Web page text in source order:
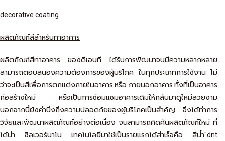
decorative coating
ผลิตภัณฑ์สีสำหรับทาอาคาร
ผลิตภัณฑ์สีทาอาคาร ของดีเอนที ได้รับการพัฒนาจนมีความหลากหลาย
สามารถตอบสนองความต้องการของผู้บริโภค ในทุกประเภทการใช้งาน ไม่
ว่าจะเป็นสีเพื่อการตกแต่งภายในอาคาร หรือ ภายนอกอาคาร ทั้งที่เป็นอาคาร
ก่อสร้างใหม่ หรือเป็นการซ่อมแซมอาคารเดิมให้กลับมาดูใหม่สวยงาม
นอกจากนี้ยังคำนึงถึงความปลอดภัยของผู้บริโภคเป็นสำคัญ จึงได้ทำการ
วิจัยและพัฒนาผลิตภัณฑ์อย่างต่อเนื่อง จนสามารถคิดค้นผลิตภัณฑ์ใหม่ ที่
ได้นำ ซิลเวอร์นาโน เทคโนโลยีมาใช้เป็นรายแรกได้สำเร็จคือ สีน้ำ"dnt